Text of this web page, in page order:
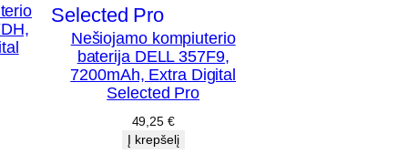
Nešiojamo kompiuterio
baterija DELL 357F9,
7200mAh, Extra Digital
Selected Pro
49,25 €
Į krepšelį